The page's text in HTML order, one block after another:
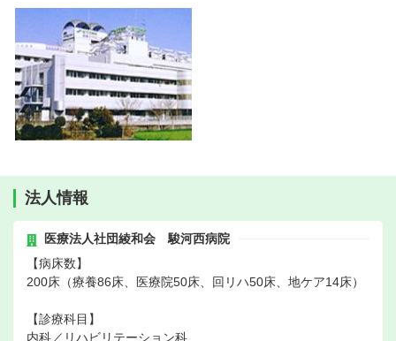
法人情報
医療法人社団綾和会 駿河西病院
【病床数】
200床（療養86床、医療院50床、回リハ50床、地ケア14床）
【診療科目】
内科／リハビリテーション科